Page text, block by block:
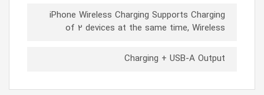
iPhone Wireless Charging Supports Charging
of 2 devices at the same time, Wireless
Charging + USB-A Output